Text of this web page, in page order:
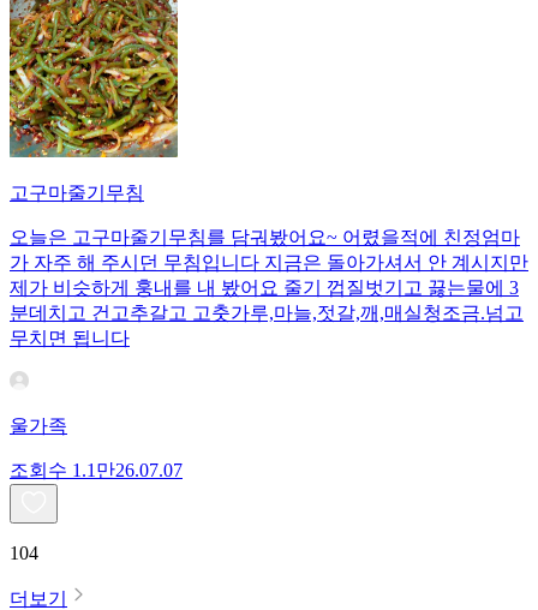
고구마줄기무침
오늘은 고구마줄기무침를 담궈봤어요~ 어렸을적에 친정엄마
가 자주 해 주시던 무침입니다 지금은 돌아가셔서 안 계시지만
제가 비슷하게 훙내를 내 봤어요 줄기 껍질벗기고 끓는물에 3
분데치고 건고추갈고 고춧가루,마늘,젓갈,깨,매실청조금.넘고
무치면 됩니다
울가족
조회수 1.1만26.07.07
104
더보기